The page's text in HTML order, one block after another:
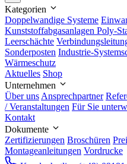
Kategorien
Doppelwandige Systeme
Kunststoffabgasanlagen Poly-
Leerschächte
Sonderposten Industrie-
Wärmeschutz
Aktuelles Shop
Unternehmen
Über uns Ansprechpartner
/ Veranstaltungen Für Sie
Kontakt
Dokumente
Zertifizierungen Broschüren
Montageanleitungen Vordrucke